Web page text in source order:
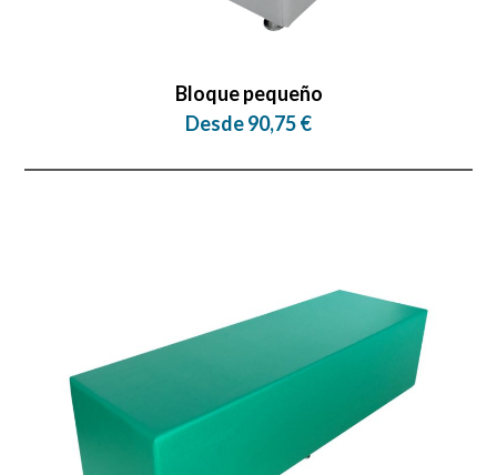
Bloque pequeño
Desde 90,75 €